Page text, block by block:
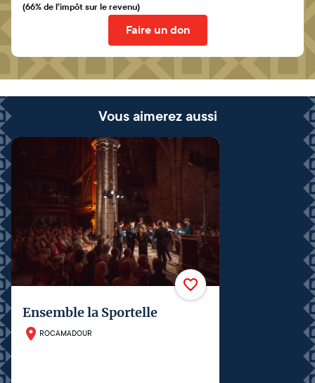
(66% de l'impôt sur le revenu)
Faire un don
Vous aimerez aussi
Ensemble la Sportelle
ROCAMADOUR